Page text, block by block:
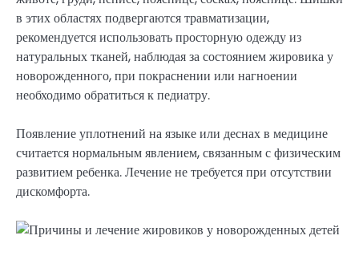
в этих областях подвергаются травматизации,
рекомендуется использовать просторную одежду из
натуральных тканей, наблюдая за состоянием жировика у
новорожденного, при покраснении или нагноении
необходимо обратиться к педиатру.
Появление уплотнений на языке или деснах в медицине
считается нормальным явлением, связанным с физическим
развитием ребенка. Лечение не требуется при отсутствии
дискомфорта.